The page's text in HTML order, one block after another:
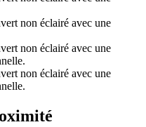
non éclairé avec une
non éclairé avec une
non éclairé avec une